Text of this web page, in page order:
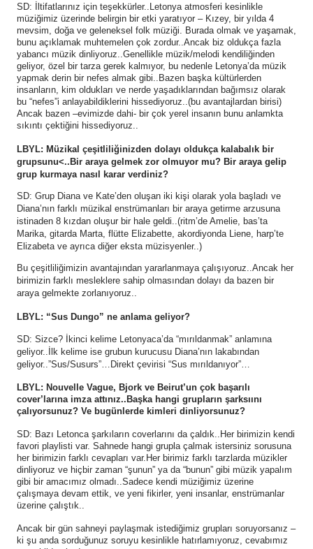
SD: İltifatlarınız için teşekkürler..Letonya atmosferi kesinlikle
müziğimiz üzerinde belirgin bir etki yaratıyor – Kızey, bir yılda 4
mevsim, doğa ve geleneksel folk müziği. Burada olmak ve yaşamak,
bunu açıklamak muhtemelen çok zordur..Ancak biz oldukça fazla
yabancı müzik dinliyoruz..Genellikle müzik/melodi kendiliğinden
geliyor, özel bir tarza gerek kalmıyor, bu nedenle Letonya’da müzik
yapmak derin bir nefes almak gibi..Bazen başka kültürlerden
insanların, kim oldukları ve nerde yaşadıklarından bağımsız olarak
bu “nefes”i anlayabildiklerini hissediyoruz..(bu avantajlardan birisi)
Ancak bazen –evimizde dahi- bir çok yerel insanın bunu anlamkta
sıkıntı çektiğini hissediyoruz..
LBYL: Müzikal çeşitliliğinizden dolayı oldukça kalabalık bir
grupsunu<..Bir araya gelmek zor olmuyor mu? Bir araya gelip
grup kurmaya nasıl karar verdiniz?
SD: Grup Diana ve Kate’den oluşan iki kişi olarak yola başladı ve
Diana’nın farklı müzikal enstrümanları bir araya getirme arzusuna
istinaden 8 kızdan oluşur bir hale geldi..(ritm’de Amelie, bas’ta
Marika, gitarda Marta, flütte Elizabette, akordiyonda Liene, harp’te
Elizabeta ve ayrıca diğer eksta müzisyenler..)
Bu çeşitliliğimizin avantajından yararlanmaya çalışıyoruz..Ancak her
birimizin farklı mesleklere sahip olmasından dolayı da bazen bir
araya gelmekte zorlanıyoruz..
LBYL: “Sus Dungo” ne anlama geliyor?
SD: Sizce? İkinci kelime Letonyaca’da “mırıldanmak” anlamına
geliyor..İlk kelime ise grubun kurucusu Diana’nın lakabından
geliyor..”Sus/Susurs”…Direkt çevirisi “Sus mırıldanıyor”…
LBYL: Nouvelle Vague, Bjork ve Beirut’un çok başarılı
cover’larına imza attınız..Başka hangi grupların şarksıını
çalıyorsunuz? Ve bugünlerde kimleri dinliyorsunuz?
SD: Bazı Letonca şarkıların coverlarını da çaldık..Her birimizin kendi
favori playlisti var. Sahnede hangi grupla çalmak istersiniz sorusuna
her birimizin farklı cevapları var.Her birimiz farklı tarzlarda müzikler
dinliyoruz ve hiçbir zaman “şunun” ya da “bunun” gibi müzik yapalım
gibi bir amacımız olmadı..Sadece kendi müziğimiz üzerine
çalışmaya devam ettik, ve yeni fikirler, yeni insanlar, enstrümanlar
üzerine çalıştık..
Ancak bir gün sahneyi paylaşmak istediğimiz grupları soruyorsanız –
ki şu anda sorduğunuz soruyu kesinlikle hatırlamıyoruz, cevabımız